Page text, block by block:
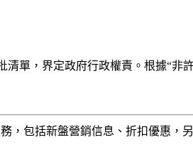
單，界定政府行政權責。根據“非
，包括新盤營銷信息、折扣優惠，